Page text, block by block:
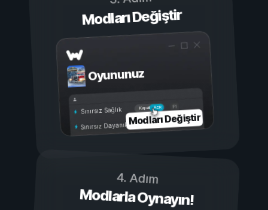
Modları Değiştir
Oyununuz
Açık
Kapalı
Sınırsız Sağlık
Sınırsız DayanıklılıkModları Değiştir
4. Adım
Modlarla Oynayın!